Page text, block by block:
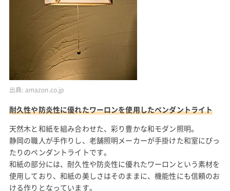
出典: amazon.co.jp
耐久性や防炎性に優れたワーロンを使用したペンダントライト
天然木と和紙を組み合わせた、彩り豊かな和モダン照明。
静岡の職人が手作りし、老舗照明メーカーが手掛けた和室にぴっ
たりのペンダントライトです。
和紙の部分には、耐久性や防炎性に優れたワーロンという素材を
使用しており、和紙の美しさはそのままに、機能性にも信頼のお
ける作りとなっています。